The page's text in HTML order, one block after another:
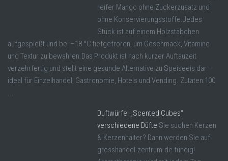
reifer Mango ohne Zuckerzusatz und
ohne Konservierungsstoffe.Jedes
Stück ist auf einem Holzstäbchen
aufgespießt und bei –18 °C tiefgefroren, um Geschmack, Vitamine
und Textur zu bewahren.Das Produkt ist nach kurzer Auftauzeit
verzehrfertig und stellt eine gesunde Alternative zu Speiseeis dar –
ideal für Einzelhandel, Gastronomie, Hotels und Vending. Zutaten:100
...
Duftwürfel „Scented Cubes“
verschiedene Düfte Sie suchen Kerzen
& Kerzenhalter? Dann werden Sie auf
grosshandel-zentrum.de fündig!